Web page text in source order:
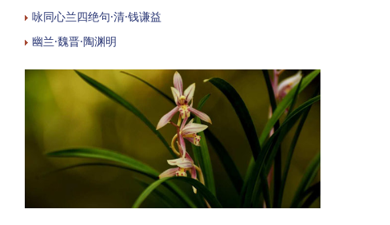
咏同心兰四绝句·清·钱谦益
幽兰·魏晋·陶渊明